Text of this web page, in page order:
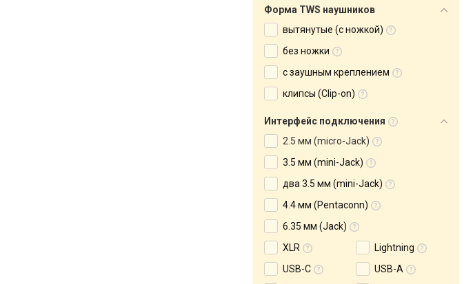
Форма TWS наушников
вытянутые (с ножкой)
без ножки
с заушным креплением
клипсы (Clip-on)
Интерфейс подключения
2.5 мм (micro-Jack)
3.5 мм (mini-Jack)
два 3.5 мм (mini-Jack)
4.4 мм (Pentaconn)
6.35 мм (Jack)
XLR
Lightning
USB-C
USB-A